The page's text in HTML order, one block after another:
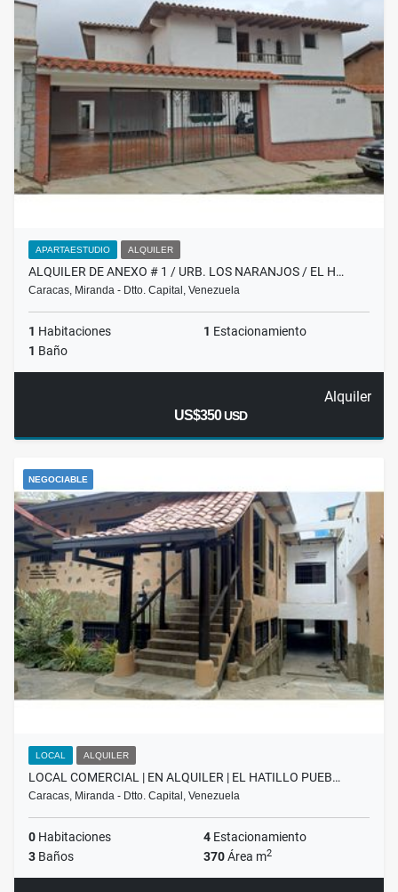
APARTAESTUDIO ALQUILER
ALQUILER DE ANEXO # 1 / URB. LOS NARANJOS / EL H…
Caracas, Miranda - Dtto. Capital, Venezuela
1 Habitaciones 1 Estacionamiento
1 Baño
Alquiler
US$350USD
NEGOCIABLE
LOCAL ALQUILER
LOCAL COMERCIAL | EN ALQUILER | EL HATILLO PUEB…
Caracas, Miranda - Dtto. Capital, Venezuela
0 Habitaciones 4 Estacionamiento
3 Baños 370Área m2